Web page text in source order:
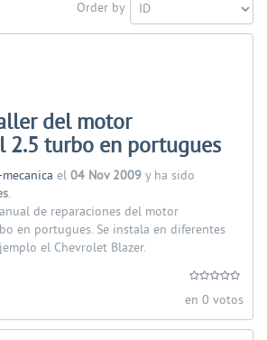
Order by
del motor
2.5 turbo en portugues
el 04 Nov 2009 y ha sido
.
de reparaciones del motor
en portugues. Se instala en diferentes
el Chevrolet Blazer.
en 0 votos